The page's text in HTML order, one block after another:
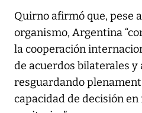
Quirno afirmó que, pese
organismo, Argentina
la cooperación
de acuerdos bilaterales y
resguardando
capacidad de decisión